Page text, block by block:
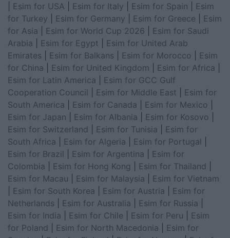
Esim for USA Esim for Italy Esim for Spain
Esim
for Turkey
Esim for Germany Esim for Greece
Esim
for Asia
Esim for World Cup 2026
Esim for Saudi
Arabia
Esim for Egypt
Esim for United Arab
Emirates
Esim for Balkans Esim for Morocco
Esim
for China
Esim for United Kingdom Esim for Africa
Esim for Latin America
Esim for GCC Gulf
Cooperation Council
Esim for Middle East
Esim for
South America
Esim for Canada Esim for Mexico
Esim for Japan
Esim for Albania Esim for Kosovo
Esim for Switzerland
Esim for Tunisia
Esim for
South Africa
Esim for Algeria Esim for Portugal
Esim for Brazil
Esim for Argentina
Esim for
Colombia
Esim for Hong Kong Esim for Thailand
Esim for Macau
Esim for Malaysia
Esim for Vietnam
Esim for South Korea Esim for Austria
Esim for
Netherlands
Esim for Australia Esim for Russia
Esim for India
Esim for Chile Esim for Peru
Esim
for Poland
Esim for North Macedonia
Esim for